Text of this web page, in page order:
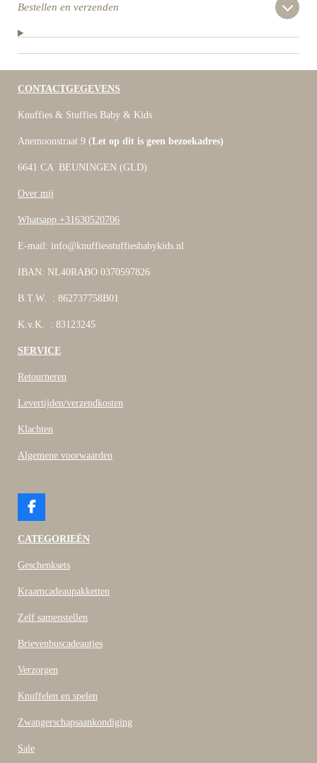
Bestellen en verzenden
CONTACTGEGEVENS
Knuffies & Stuffies Baby & Kids
Anemoonstraat 9 (Let op dit is geen bezoekadres)
6641 CA BEUNINGEN (GLD)
Over mij
Whatsapp +31630520706
E-mail: info@knuffiesstuffiesbabykids.nl
IBAN: NL40RABO 0370597826
B.T.W. : 862737758B01
K.v.K. : 83123245
SERVICE
Retourneren
Levertijden/verzendkosten
Klachten
Algemene voorwaarden
F
c
b
o
CATEGORIEËN
Geschenksets
Kraamcadeaupakketten
Zelf samenstellen
Brievenbuscadeautjes
Verzorgen
Knuffelen en spelen
Zwangerschapsaankondiging
Sale